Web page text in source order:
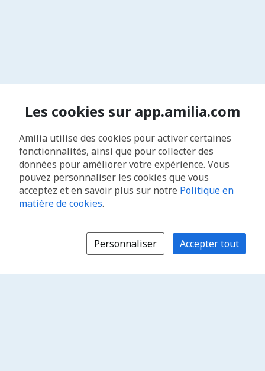
Les cookies sur app.amilia.com
Amilia utilise des cookies pour activer certaines
fonctionnalités, ainsi que pour collecter des
données pour améliorer votre expérience. Vous
pouvez personnaliser les cookies que vous
acceptez et en savoir plus sur notre Politique en
matière de cookies.
Personnaliser Accepter tout